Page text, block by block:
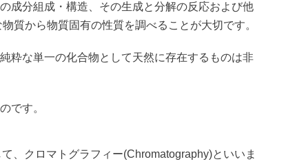
成分組成・構造、その生成と分解の反応および他
質から物質固有の性質を調べることが大切です。
粋な単一の化合物として天然に存在するものは非
です。
、クロマトグラフィー(Chromatography)といいま